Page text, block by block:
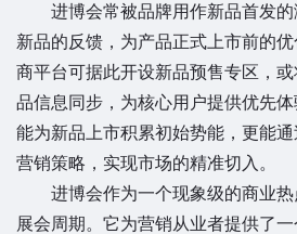
进博会常被品牌用作新品首发
新品的反馈，为产品正式上市前的
商平台可据此开设新品预售专区，
品信息同步，为核心用户提供优先
能为新品上市积累初始势能，更能
营销策略，实现市场的精准切入。
进博会作为一个现象级的商业
展会周期。它为营销从业者提供了